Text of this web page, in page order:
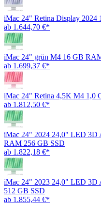
iMac 24" Retina Display
ab 1.644,70 €*
iMac 24" grün M4 16 GB
ab 1.699,37 €*
iMac 24" Retina 4,5K M4 1,0
ab 1.812,50 €*
iMac 24" 2024 24,0" LED 3D
RAM 256 GB SSD
ab 1.822,18 €*
iMac 24" 2023 24,0" LED 3D
512 GB SSD
ab 1.855,44 €*